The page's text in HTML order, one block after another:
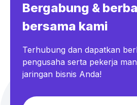
Bergabung &
bersama kami
Terhubung dan dapatkan
pengusaha serta pekerja
jaringan bisnis Anda!